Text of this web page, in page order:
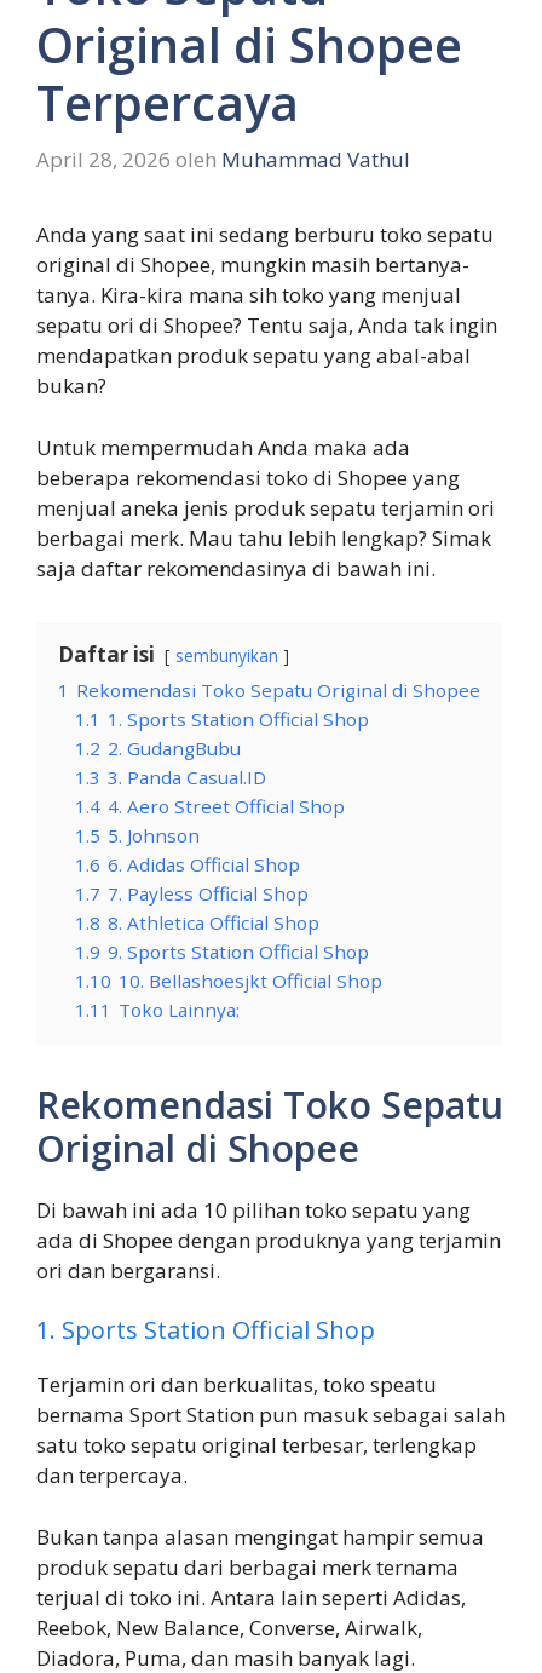
Original di Shopee
Terpercaya
April 28, 2026 oleh Muhammad Vathul
Anda yang saat ini sedang berburu toko sepatu
original di Shopee, mungkin masih bertanya-
tanya. Kira-kira mana sih toko yang menjual
sepatu ori di Shopee? Tentu saja, Anda tak ingin
mendapatkan produk sepatu yang abal-abal
bukan?
Untuk mempermudah Anda maka ada
beberapa rekomendasi toko di Shopee yang
menjual aneka jenis produk sepatu terjamin ori
berbagai merk. Mau tahu lebih lengkap? Simak
saja daftar rekomendasinya di bawah ini.
Daftar isi sembunyikan
1 Rekomendasi Toko Sepatu Original di Shopee
1.1 1. Sports Station Official Shop
1.2 2. GudangBubu
1.3 3. Panda Casual.ID
1.4 4. Aero Street Official Shop
1.5 5. Johnson
1.6 6. Adidas Official Shop
1.7 7. Payless Official Shop
1.8 8. Athletica Official Shop
1.9 9. Sports Station Official Shop
1.10 10. Bellashoesjkt Official Shop
1.11 Toko Lainnya:
Rekomendasi Toko Sepatu
Original di Shopee
Di bawah ini ada 10 pilihan toko sepatu yang
ada di Shopee dengan produknya yang terjamin
ori dan bergaransi.
1. Sports Station Official Shop
Terjamin ori dan berkualitas, toko speatu
bernama Sport Station pun masuk sebagai salah
satu toko sepatu original terbesar, terlengkap
dan terpercaya.
Bukan tanpa alasan mengingat hampir semua
produk sepatu dari berbagai merk ternama
terjual di toko ini. Antara lain seperti Adidas,
Reebok, New Balance, Converse, Airwalk,
Diadora, Puma, dan masih banyak lagi.